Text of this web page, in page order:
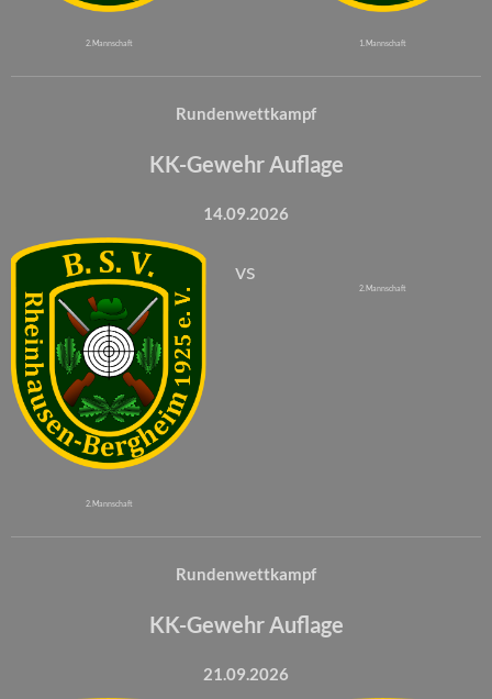
2. Mannschaft 1. Mannschaft
Rundenwettkampf
KK-Gewehr Auflage
14.09.2026
2. Mannschaft
vs
2. Mannschaft
Rundenwettkampf
KK-Gewehr Auflage
21.09.2026